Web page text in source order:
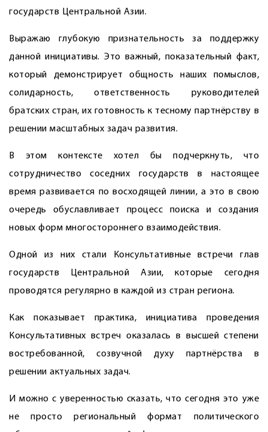
государств Центральной Азии.
Выражаю глубокую признательность за поддержку
данной инициативы. Это важный, показательный факт,
который демонстрирует общность наших помыслов,
солидарность, ответственность руководителей
братских стран, их готовность к тесному партнёрству в
решении масштабных задач развития.
В этом контексте хотел бы подчеркнуть, что
сотрудничество соседних государств в настоящее
время развивается по восходящей линии, а это в свою
очередь обуславливает процесс поиска и создания
новых форм многостороннего взаимодействия.
Одной из них стали Консультативные встречи глав
государств Центральной Азии, которые сегодня
проводятся регулярно в каждой из стран региона.
Как показывает практика, инициатива проведения
Консультативных встреч оказалась в высшей степени
востребованной, созвучной духу партнёрства в
решении актуальных задач.
И можно с уверенностью сказать, что сегодня это уже
не просто региональный формат политического